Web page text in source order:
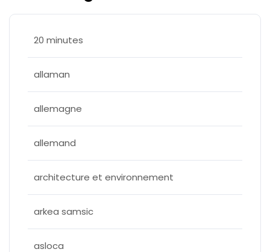
20 minutes
allaman
allemagne
allemand
architecture et environnement
arkea samsic
asloca